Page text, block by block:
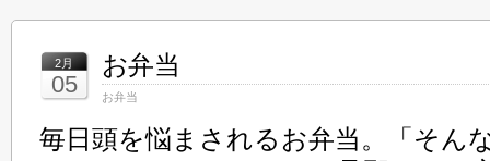
2月
05
お弁当
お弁当
毎日頭を悩まされるお弁当。「そん